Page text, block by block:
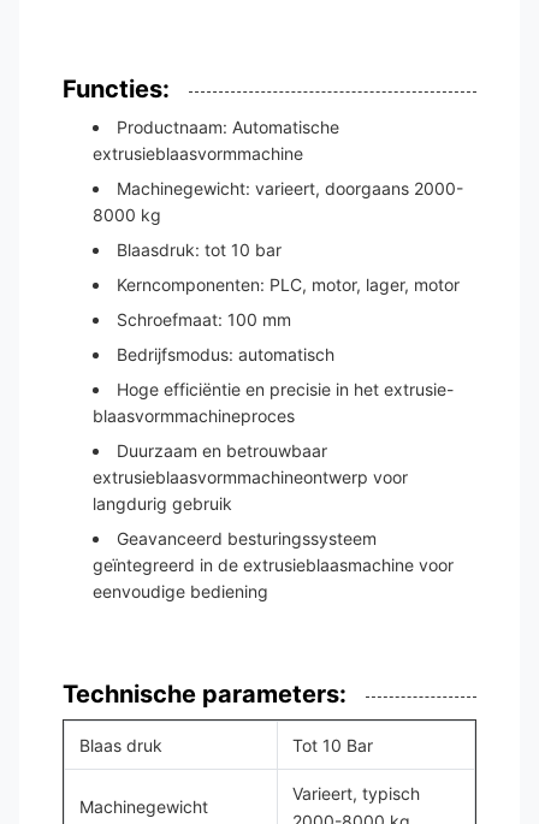
Functies:
Productnaam: Automatische
extrusieblaasvormmachine
Machinegewicht: varieert, doorgaans 2000-
8000 kg
Blaasdruk: tot 10 bar
Kerncomponenten: PLC, motor, lager, motor
Schroefmaat: 100 mm
Bedrijfsmodus: automatisch
Hoge efficiëntie en precisie in het extrusie-
blaasvormmachineproces
Duurzaam en betrouwbaar
extrusieblaasvormmachineontwerp voor
langdurig gebruik
Geavanceerd besturingssysteem
geïntegreerd in de extrusieblaasmachine voor
eenvoudige bediening
Technische parameters:
Blaas druk Tot 10 Bar
Machinegewicht
Varieert, typisch